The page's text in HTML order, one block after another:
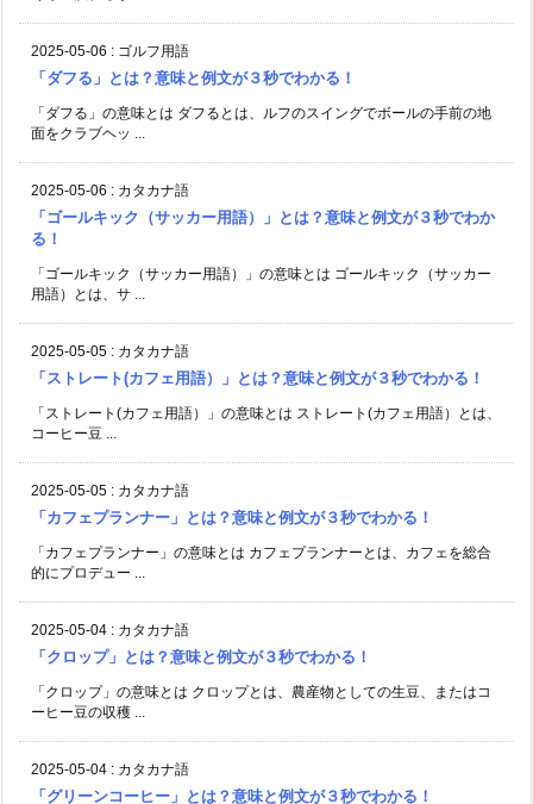
2025-05-06 : ゴルフ用語
「ダフる」とは？意味と例文が３秒でわかる！
「ダフる」の意味とは ダフるとは、ルフのスイングでボールの手前の地
面をクラブヘッ ...
2025-05-06 : カタカナ語
「ゴールキック（サッカー用語）」とは？意味と例文が３秒でわか
る！
「ゴールキック（サッカー用語）」の意味とは ゴールキック（サッカー
用語）とは、サ ...
2025-05-05 : カタカナ語
「ストレート(カフェ用語）」とは？意味と例文が３秒でわかる！
「ストレート(カフェ用語）」の意味とは ストレート(カフェ用語）とは、
コーヒー豆 ...
2025-05-05 : カタカナ語
「カフェプランナー」とは？意味と例文が３秒でわかる！
「カフェプランナー」の意味とは カフェプランナーとは、カフェを総合
的にプロデュー ...
2025-05-04 : カタカナ語
「クロップ」とは？意味と例文が３秒でわかる！
「クロップ」の意味とは クロップとは、農産物としての生豆、またはコ
ーヒー豆の収穫 ...
2025-05-04 : カタカナ語
「グリーンコーヒー」とは？意味と例文が３秒でわかる！